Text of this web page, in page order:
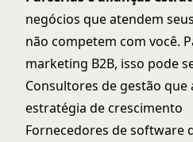
negócios que atendem
não competem com você.
marketing B2B, isso pode
Consultores de gestão
estratégia de crescimento
Fornecedores de software